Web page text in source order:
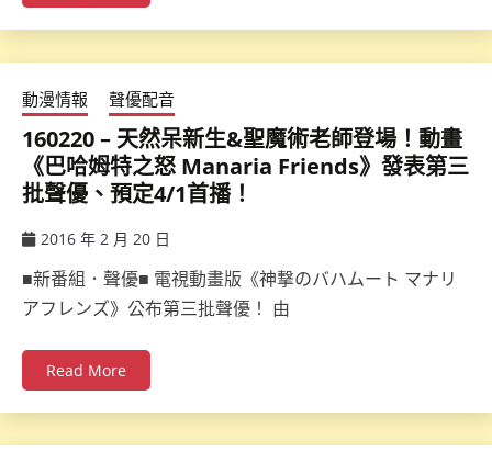
動漫情報 聲優配音
160220 – 天然呆新生&聖魔術老師登場！動畫
《巴哈姆特之怒 Manaria Friends》發表第三
批聲優、預定4/1首播！
2016 年 2 月 20 日
■新番組．聲優■ 電視動畫版《神撃のバハムート マナリ
アフレンズ》公布第三批聲優！ 由
Read More